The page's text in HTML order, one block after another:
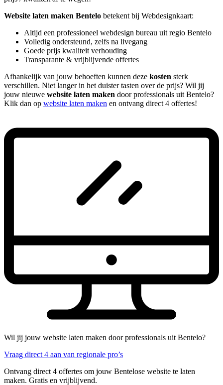
Website laten maken Bentelo betekent bij Webdesignkaart:
Altijd een professioneel webdesign bureau uit regio Bentelo
Volledig ondersteund, zelfs na livegang
Goede prijs kwaliteit verhouding
Transparante & vrijblijvende offertes
Afhankelijk van jouw behoeften kunnen deze kosten sterk
verschillen. Niet langer in het duister tasten over de prijs? Wil jij
jouw nieuwe website laten maken door professionals uit Bentelo?
Klik dan op website laten maken en ontvang direct 4 offertes!
Wil jij jouw website laten maken door professionals uit Bentelo?
Vraag direct 4 aan van regionale pro’s
Ontvang direct 4 offertes om jouw Bentelose website te laten
maken. Gratis en vrijblijvend.